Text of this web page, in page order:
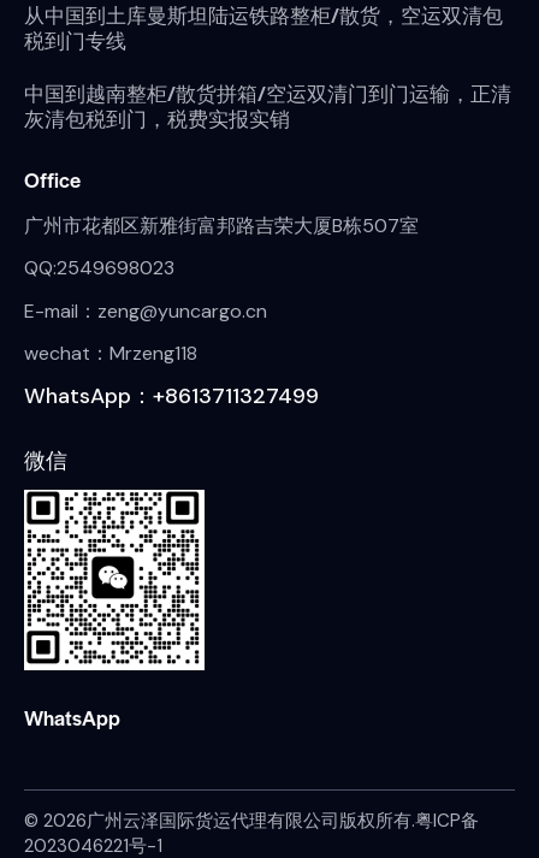
从中国到土库曼斯坦陆运铁路整柜/散货，空运双清包
税到门专线
中国到越南整柜/散货拼箱/空运双清门到门运输，正清
灰清包税到门，税费实报实销
Office
广州市花都区新雅街富邦路吉荣大厦B栋507室
QQ:2549698023
E-mail：zeng@yuncargo.cn
wechat：Mrzeng118
WhatsApp：+8613711327499
微信
WhatsApp
© 2026广州云泽国际货运代理有限公司版权所有.粤ICP备
2023046221号-1